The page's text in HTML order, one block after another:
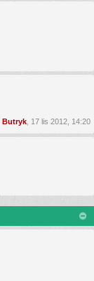
Butryk , 17 lis 2012, 14:20